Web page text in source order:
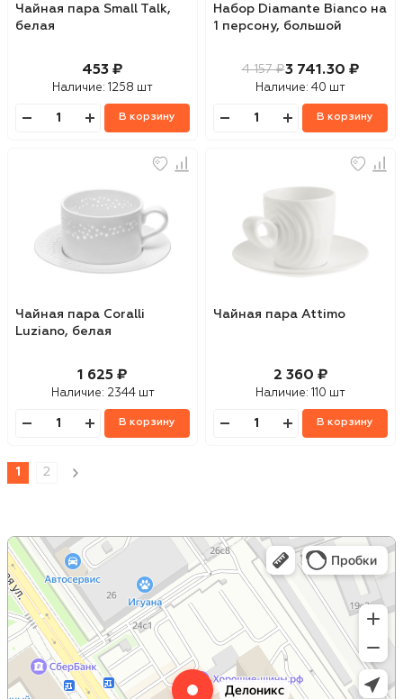
Чайная пара Small Talk,
белая
453 ₽
Наличие: 1258 шт
В корзину
Набор Diamante Bianco на
1 персону, большой
4 157 ₽3 741.30 ₽
Наличие: 40 шт
В корзину
Чайная пара Coralli
Luziano, белая
1 625 ₽
Наличие: 2344 шт
В корзину
Чайная пара Attimo
2 360 ₽
Наличие: 110 шт
В корзину
1 2